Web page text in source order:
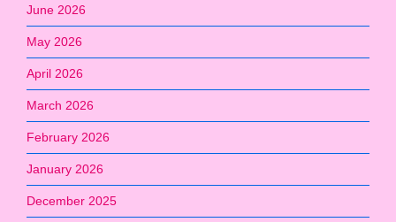
June 2026
May 2026
April 2026
March 2026
February 2026
January 2026
December 2025